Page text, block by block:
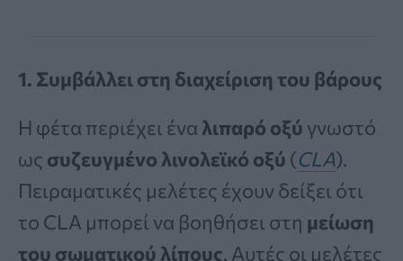
1. Συμβάλλει στη διαχείριση του βάρους
Η φέτα περιέχει ένα λιπαρό οξύ γνωστό
ως συζευγμένο λινολεϊκό οξύ (CLA).
Πειραματικές μελέτες έχουν δείξει ότι
το CLA μπορεί να βοηθήσει στη μείωση
του σωματικού λίπους. Αυτές οι μελέτες